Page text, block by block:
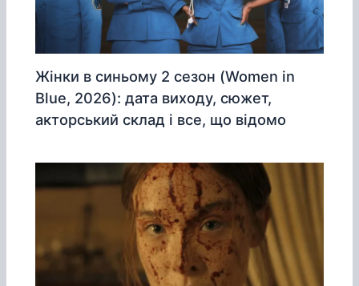
Жінки в синьому 2 сезон (Women in
Blue, 2026): дата виходу, сюжет,
акторський склад і все, що відомо